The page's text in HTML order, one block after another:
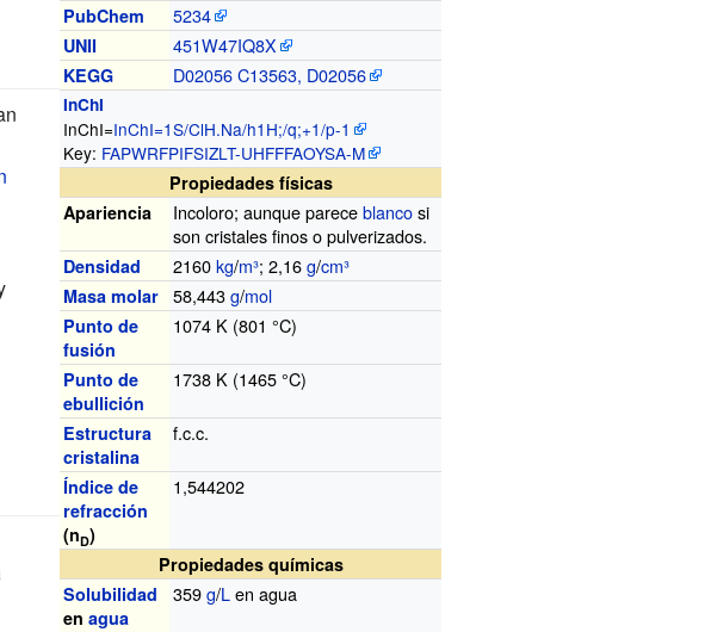
PubChem 5234
UNII 451W47IQ8X
KEGG D02056 C13563, D02056
InChI
InChI=InChI=1S/ClH.Na/h1H;/q;+1/p-1
Key: FAPWRFPIFSIZLT-UHFFFAOYSA-M
Propiedades físicas
Apariencia
Incoloro; aunque pareceblancosi
son cristales finos o pulverizados.
Densidad 2160 kg/m³; 2,16 g/cm³
Masa molar 58,443g/mol
Punto de
fusión
1074 K (801 °C)
Punto de
ebullición
1738 K (1465 °C)
Estructura
cristalina
f.c.c.
Índice de
refracción
(nD)
1,544202
Propiedades químicas
Solubilidad
enagua
359g/Len agua